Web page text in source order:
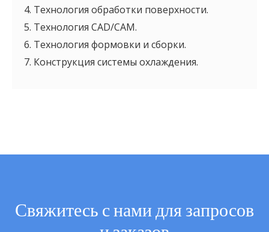
4. Технология обработки поверхности.
5. Технология CAD/CAM.
6. Технология формовки и сборки.
7. Конструкция системы охлаждения.
Свяжитесь с нами для запросов